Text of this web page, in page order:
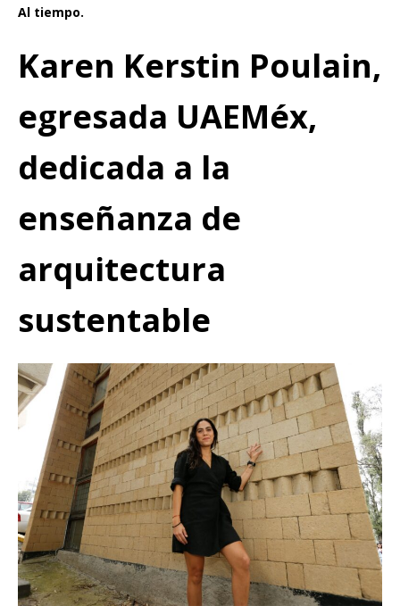
Al tiempo.
Karen Kerstin Poulain,
egresada UAEMéx,
dedicada a la
enseñanza de
arquitectura
sustentable